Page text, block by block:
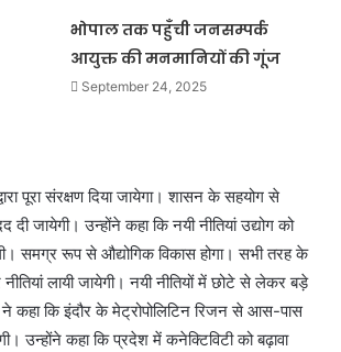
भोपाल तक पहुँची जनसम्पर्क
आयुक्त की मनमानियों की गूंज
September 24, 2025
पूरा संरक्षण दिया जायेगा। शासन के सहयोग से
जायेगी। उन्होंने कहा कि नयी नीतियां उद्योग ‍को
समग्र रूप से औद्योगिक विकास होगा। सभी तरह के
लायी जायेगी। नयी नीतियों में छोटे से लेकर बड़े
ने कहा कि इंदौर के मेट्रोपोलिटिन ‍‍रिजन से आस-पास
उन्होंने कहा कि प्रदेश में कनेक्टिविटी को बढ़ावा